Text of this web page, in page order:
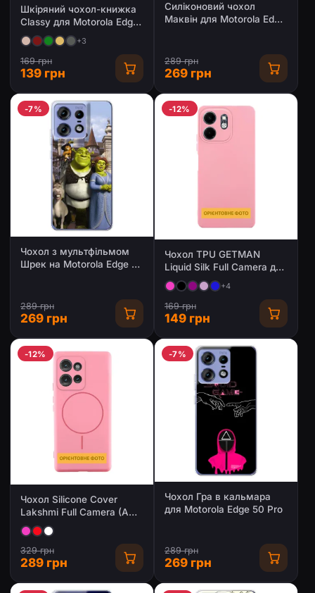
Шкіряний чохол-книжка
Classy для Motorola Edge
50 Pro
+3
169 грн
139 грн
Силіконовий чохол
Маквін для Motorola Edge
289 грн
269 грн
-7%
Чохол з мультфільмом
Шрек на Motorola Edge 50
289 грн
269 грн
-12%
Чохол TPU GETMAN
Liquid Silk Full Camera для
Motorola Edge 50 Pro
+4
169 грн
149 грн
-12%
Чохол Silicone Cover
Lakshmi Full Camera (AA)
with Magnetic Fit для
Motorola Edge 50 Pro
329 грн
289 грн
-7%
Чохол Гра в кальмара
для Motorola Edge 50 Pro
289 грн
269 грн